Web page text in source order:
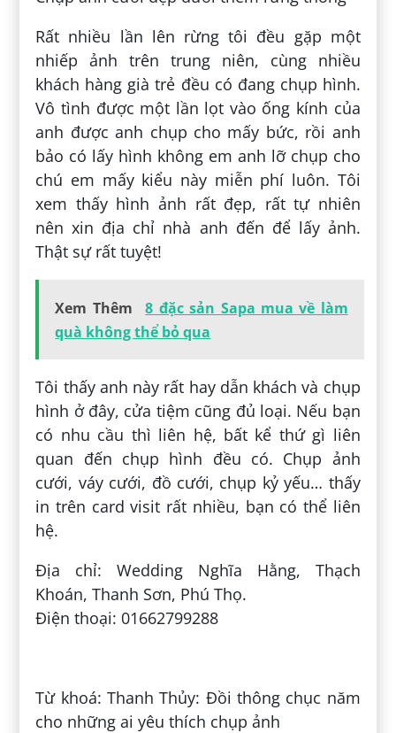
Rất nhiều lần lên rừng tôi đều gặp một
nhiếp ảnh trên trung niên, cùng nhiều
khách hàng già trẻ đều có đang chụp hình.
Vô tình được một lần lọt vào ống kính của
anh được anh chụp cho mấy bức, rồi anh
bảo có lấy hình không em anh lỡ chụp cho
chú em mấy kiểu này miễn phí luôn. Tôi
xem thấy hình ảnh rất đẹp, rất tự nhiên
nên xin địa chỉ nhà anh đến để lấy ảnh.
Thật sự rất tuyệt!
Xem Thêm
8 đặc sản Sapa mua về làm
quà không thể bỏ qua
Tôi thấy anh này rất hay dẫn khách và chụp
hình ở đây, cửa tiệm cũng đủ loại. Nếu bạn
có nhu cầu thì liên hệ, bất kể thứ gì liên
quan đến chụp hình đều có. Chụp ảnh
cưới, váy cưới, đồ cưới, chụp kỷ yếu… thấy
in trên card visit rất nhiều, bạn có thể liên
hệ.
Địa chỉ: Wedding Nghĩa Hằng, Thạch
Khoán, Thanh Sơn, Phú Thọ.
Điện thoại: 01662799288
Từ khoá: Thanh Thủy: Đồi thông chục năm
cho những ai yêu thích chụp ảnh